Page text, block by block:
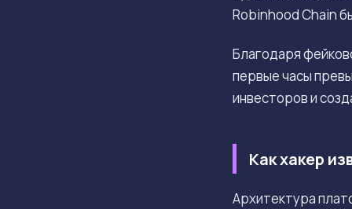
Robinhood Chain
Благодаря
первые часы
инвесторов и
Как хакер
Архитектура